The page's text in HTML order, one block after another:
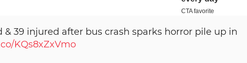
& 39 injured after bus crash sparks horror pile up in
KQs8xZxVmo